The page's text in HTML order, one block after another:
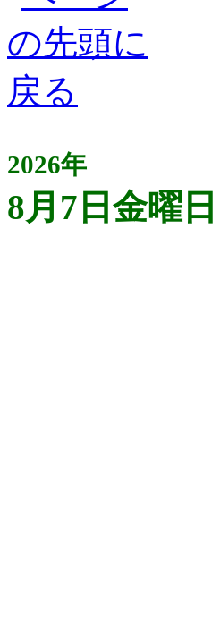
2026年
8月7日金曜日